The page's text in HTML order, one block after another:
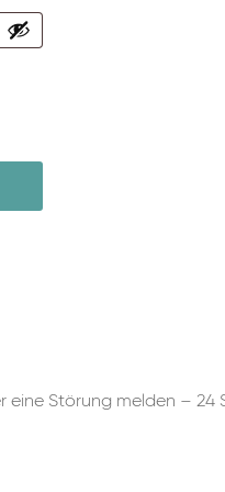
eine Störung melden – 24